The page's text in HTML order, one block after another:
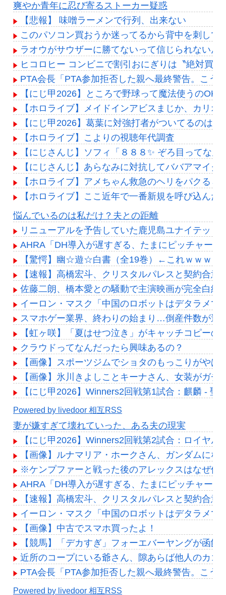
爽やか青年に忍び寄るストーカー疑惑
【悲報】 味噌ラーメンで行列、出来ない
このパソコン買おうか迷ってるから背中を刺して
ラオウがサウザーに勝てないって信じられないん
ヒコロヒー コンビニで割引おにぎりは〝絶対買わ
PTA会長「PTA参加拒否した親へ最終警告。こう
【にじ甲2026】ところで野球って魔法使うのOK
【ホロライブ】メイドインアビスまじか、カリオ
【にじ甲2026】葛葉に対強打者がついてるのは
【ホロライブ】こよりの視聴年代調査
【にじさんじ】ソフィ「８８８✨ ぞろ目ってな
【にじさんじ】あらなみに対抗してババアマイク
【ホロライブ】アメちゃん救急のヘリをパクる→
【ホロライブ】ここ近年で一番新規を呼び込んだ
Powered by livedoor 相互RSS
悩んでいるのは私だけ？夫との距離
リニューアルを予告していた鹿児島ユナイテッド
AHRA「DH導入が遅すぎる、たまにピッチャー
【驚愕】幽☆遊☆白書（全19巻）←これｗｗｗｗ
【速報】高橋宏斗、クリスタルパレスと契約合意
佐藤二朗、橋本愛との騒動で主演映画が完全白紙
イーロン・マスク「中国のロボットはデタラメで
スマホゲー業界、終わりの始まり…倒産件数が過
【虹ヶ咲】「夏はせつ泣き」がキャッチコピーの
クラウドってなんだったら興味あるの？
【画像】スポーツジムでショタのもっこりがやば
【画像】氷川きよしことキーナさん、女装がガ
【にじ甲2026】Winners2回戦第1試合：麒麟 -
Powered by livedoor 相互RSS
妻が嫌すぎて壊れていった、ある夫の現実
【にじ甲2026】Winners2回戦第2試合：ロイヤ
【画像】ルナマリア・ホークさん、ガンダムにな
※ケンプファーと戦った後のアレックスはなぜ修
AHRA「DH導入が遅すぎる、たまにピッチャー
【速報】高橋宏斗、クリスタルパレスと契約合意
イーロン・マスク「中国のロボットはデタラメで
【画像】中古でスマホ買ったよ！
【競馬】「デカすぎ」フォーエバーヤングが函
近所のコープにいる爺さん、隙あらば他人のカゴ
PTA会長「PTA参加拒否した親へ最終警告。こう
Powered by livedoor 相互RSS